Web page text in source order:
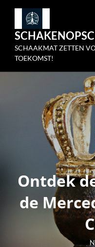
Skip
content
SCHAAKMAT ZETTEN
TOEKOMST!
Ontdek
de